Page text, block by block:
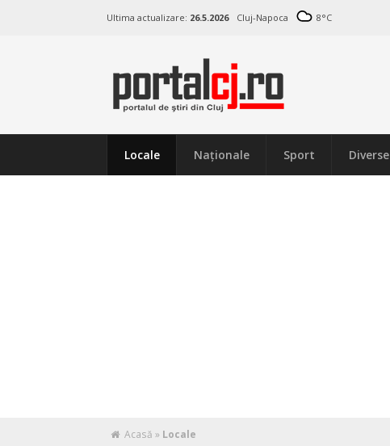
Ultima actualizare: 26.5.2026 Cluj-Napoca 8°C
Locale Naţionale Sport Diverse
Acasă » Locale